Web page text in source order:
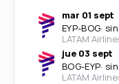
mar 01 sept
EYP-BOG·
LATAM
jue 03 sept
BOG-EYP·
LATAM